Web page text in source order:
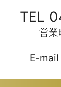
TEL
営業
E-mail